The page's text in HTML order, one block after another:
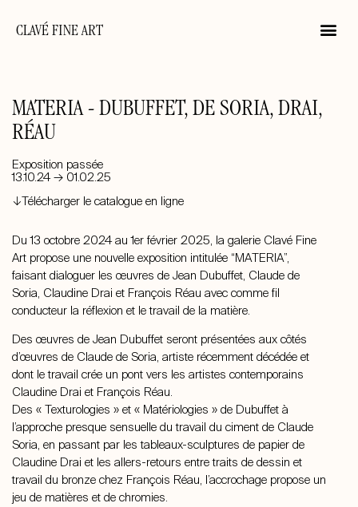
CLAVÉ FINE ART
MATERIA - DUBUFFET, DE SORIA, DRAI,
RÉAU
Exposition passée
13.10.24 → 01.02.25
↓Télécharger le catalogue en ligne
Du 13 octobre 2024 au 1er février 2025, la galerie Clavé Fine
Art propose une nouvelle exposition intitulée “MATERIA”,
faisant dialoguer les œuvres de Jean Dubuffet, Claude de
Soria, Claudine Drai et François Réau avec comme fil
conducteur la réflexion et le travail de la matière.
Des œuvres de Jean Dubuffet seront présentées aux côtés
d’œuvres de Claude de Soria, artiste récemment décédée et
dont le travail crée un pont vers les artistes contemporains
Claudine Drai et François Réau.
Des « Texturologies » et « Matériologies » de Dubuffet à
l’approche presque sensuelle du travail du ciment de Claude
Soria, en passant par les tableaux-sculptures de papier de
Claudine Drai et les allers-retours entre traits de dessin et
travail du bronze chez François Réau, l’accrochage propose un
jeu de matières et de chromies.